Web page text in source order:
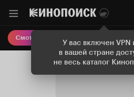
У вас включен VPN
в вашей стране
не весь каталог
Смотреть кино Онлайн-